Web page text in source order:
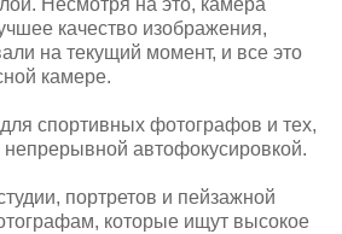
Несмотря на это, камера
качество изображения,
на текущий момент, и все это
камере.
спортивных фотографов и тех,
автофокусировкой.
портретов и пейзажной
которые ищут высокое